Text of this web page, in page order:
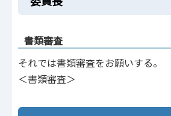
書類審査
それでは書類審査をお願いする。
＜書類審査＞